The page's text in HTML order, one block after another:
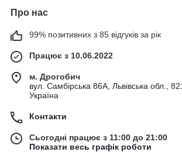
Про нас
99% позитивних з 85 відгуків за рік
Працює з 10.06.2022
м. Дрогобич
вул. Самбірська 86А, Львівська обл.,
Україна
Контакти
Сьогодні працює з 11:00 до 21:00
Показати весь графік роботи